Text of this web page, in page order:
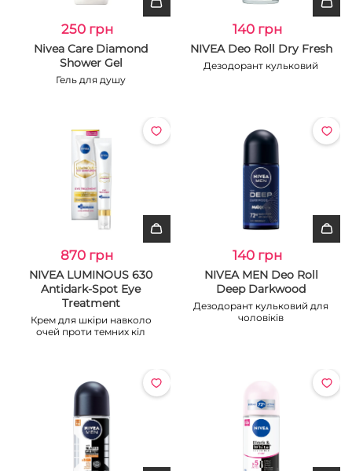
250 грн
Nivea Care Diamond
Shower Gel
Гель для душу
140 грн
NIVEA Deo Roll Dry Fresh
Дезодорант кульковий
870 грн
NIVEA LUMINOUS 630
Antidark-Spot Eye
Treatment
Крем для шкіри навколо
очей проти темних кіл
140 грн
NIVEA MEN Deo Roll
Deep Darkwood
Дезодорант кульковий для
чоловіків